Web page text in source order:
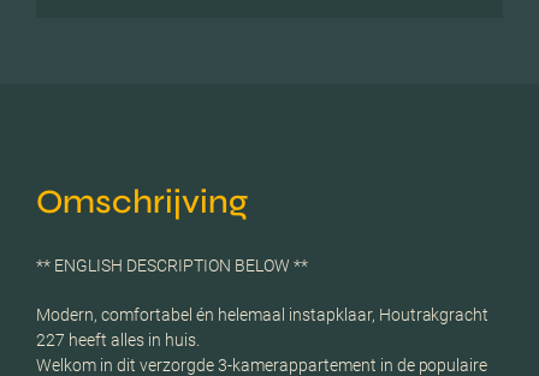
Omschrijving
** ENGLISH DESCRIPTION BELOW **
Modern, comfortabel én helemaal instapklaar, Houtrakgracht
227 heeft alles in huis.
Welkom in dit verzorgde 3-kamerappartement in de populaire